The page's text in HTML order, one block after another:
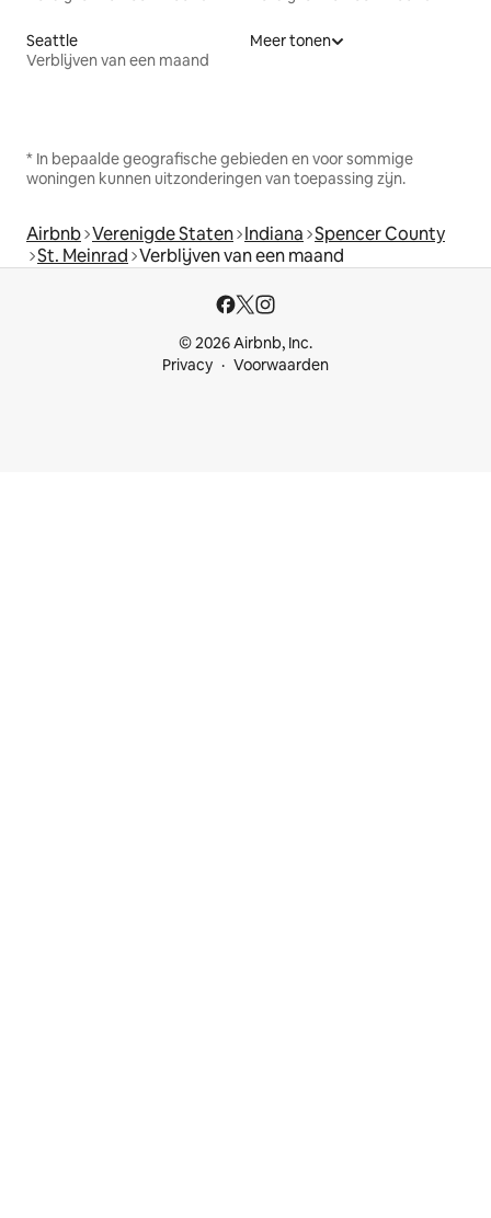
Seattle
Verblijven van een maand
Meer tonen
* In bepaalde geografische gebieden en voor sommige
woningen kunnen uitzonderingen van toepassing zijn.
Airbnb Verenigde Staten Indiana Spencer County
St. Meinrad Verblijven van een maand
© 2026 Airbnb, Inc.
Privacy
Voorwaarden